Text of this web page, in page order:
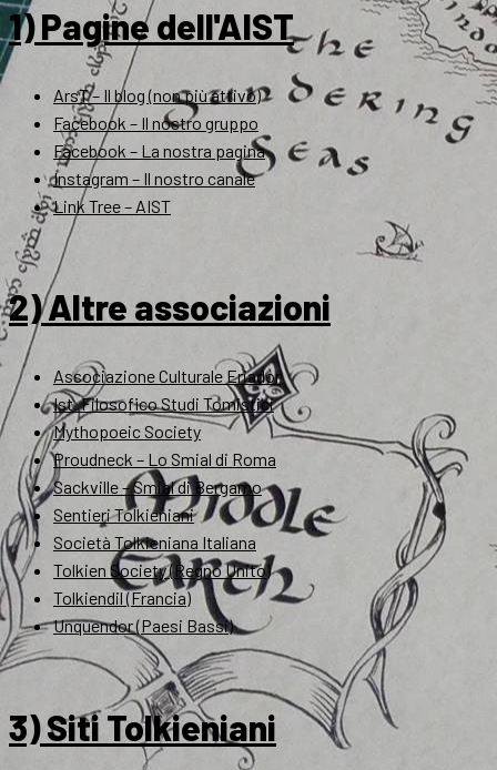
1) Pagine dell'AIST
ArsT – Il blog (non più attivo)
Facebook – Il nostro gruppo
Facebook – La nostra pagina
Instagram – Il nostro canale
Link Tree – AIST
2) Altre associazioni
Associazione Culturale Eriador
Ist. Filosofico Studi Tomistici
Mythopoeic Society
Proudneck – Lo Smial di Roma
Sackville – Smial di Bergamo
Sentieri Tolkieniani
Società Tolkieniana Italiana
Tolkien Society (Regno Unito)
Tolkiendil (Francia)
Unquendor (Paesi Bassi)
3) Siti Tolkieniani